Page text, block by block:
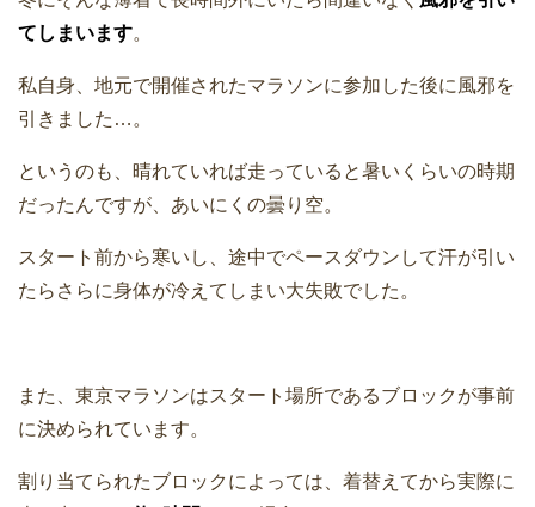
てしまいます。
私自身、地元で開催されたマラソンに参加した後に風邪を
引きました…。
というのも、晴れていれば走っていると暑いくらいの時期
だったんですが、あいにくの曇り空。
スタート前から寒いし、途中でペースダウンして汗が引い
たらさらに身体が冷えてしまい大失敗でした。
また、東京マラソンはスタート場所であるブロックが事前
に決められています。
割り当てられたブロックによっては、着替えてから実際に